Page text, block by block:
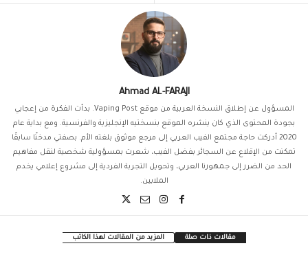
Ahmad AL-FARAJI
المسؤول عن إطلاق النسخة العربية من موقع Vaping Post. بدأت الفكرة من إعجابي
بجودة المحتوى الذي كان ينشره الموقع بنسختيه الإنجليزية والفرنسية. ومع بداية عام
2020 أدركت حاجة مجتمع الفيب العربي إلى مرجع موثوق بلغته الأم. بصفتي مدخنًا سابقًا
تمكنت من الإقلاع عن السجائر بفضل الفيب، شعرت بمسؤولية شخصية لنقل مفاهيم
الحد من الضرر إلى جمهورنا العربي، وتحويل التجربة الفردية إلى مشروع إعلامي يخدم
الملايين.
مقالات ذات صلة المزيد من المقالات لهذا الكاتب